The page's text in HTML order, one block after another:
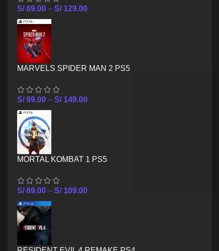
S/69.00 – S/129.00
MARVELS SPIDER MAN 2 PS5
S/99.00 – S/149.00
MORTAL KOMBAT 1 PS5
S/69.00 – S/109.00